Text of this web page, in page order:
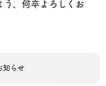
う、何卒よろしくお
知らせ